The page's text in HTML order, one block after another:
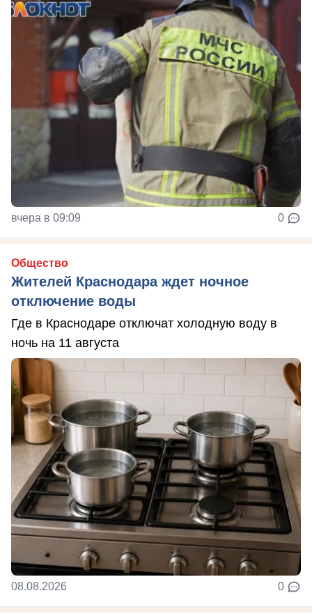
вчера в 09:09 0
Общество
Жителей Краснодара ждет ночное
отключение воды
Где в Краснодаре отключат холодную воду в
ночь на 11 августа
08.08.2026 0